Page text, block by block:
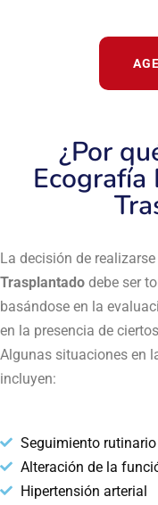
¿Por
La decisión de
Trasplantado debe ser
basándose en la
en la presencia de
Algunas situaciones en
incluyen:
Seguimiento
Alteración de la
Hipertensión arterial